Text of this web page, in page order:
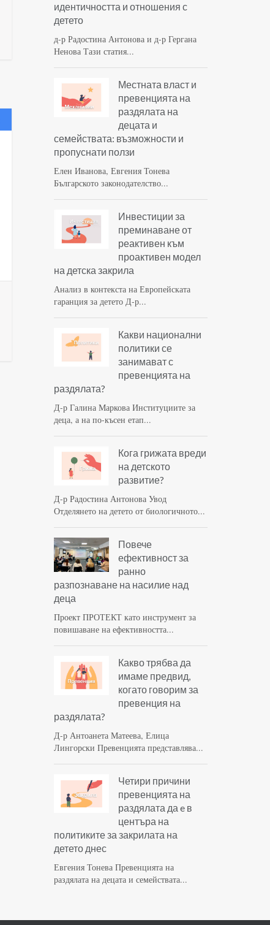
идентичността и отношения с
детето
д-р Радостина Антонова и д-р Гергана
Ненова Тази статия...
Местната власт и
превенцията на
раздялата на
децата и
семействата: възможности и
пропуснати ползи
Елен Иванова, Евгения Тонева
Българското законодателство...
Инвестиции за
преминаване от
реактивен към
проактивен модел
на детска закрила
Анализ в контекста на Европейската
гаранция за детето Д-р...
Какви национални
политики се
занимават с
превенцията на
раздялата?
Д-р Галина Маркова Институциите за
деца, а на по-късен етап...
Кога грижата вреди
на детското
развитие?
Д-р Радостина Антонова Увод
Отделянето на детето от биологичното...
Повече
ефективност за
ранно
разпознаване на насилие над
деца
Проект ПРОТЕКТ като инструмент за
повишаване на ефективността...
Какво трябва да
имаме предвид,
когато говорим за
превенция на
раздялата?
Д-р Антоанета Матеева, Елица
Лингорски Превенцията представлява...
Четири причини
превенцията на
раздялата да e в
центъра на
политиките за закрилата на
детето днес
Евгения Тонева Превенцията на
раздялата на децата и семействата...